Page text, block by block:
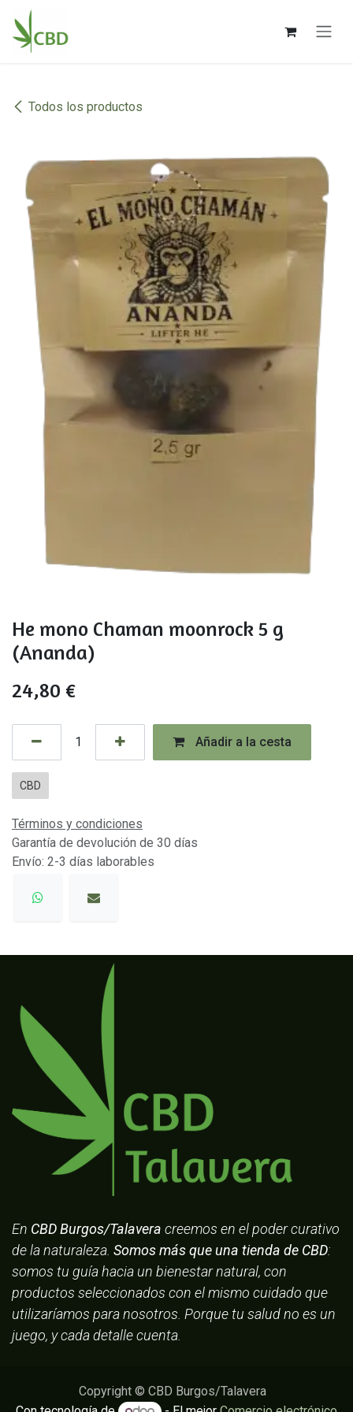
Ir al contenido
Todos los productos
He mono Chaman moonrock 5 g
(Ananda)
24,80 €
Añadir a la cesta
CBD
Términos y condiciones
Garantía de devolución de 30 días
Envío: 2-3 días laborables
En CBD Burgos/Talavera creemos en el poder curativo
de la naturaleza. Somos más que una tienda de CBD:
somos tu guía hacia un bienestar natural, con
productos seleccionados con el mismo cuidado que
utilizaríamos para nosotros. Porque tu salud no es un
juego, y cada detalle cuenta.
Copyright © CBD Burgos/Talavera